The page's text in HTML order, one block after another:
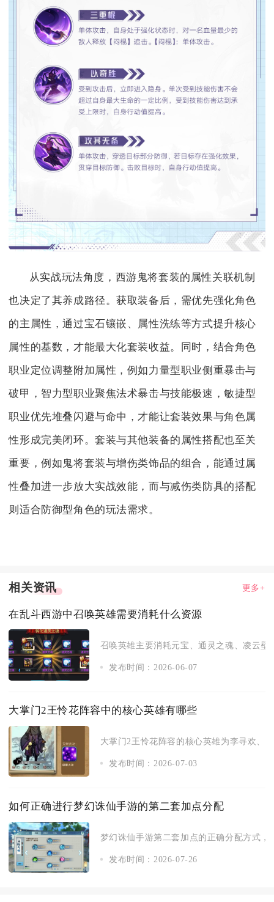
从实战玩法角度，西游鬼将套装的属性关联机制
也决定了其养成路径。获取装备后，需优先强化角色
的主属性，通过宝石镶嵌、属性洗练等方式提升核心
属性的基数，才能最大化套装收益。同时，结合角色
职业定位调整附加属性，例如力量型职业侧重暴击与
破甲，智力型职业聚焦法术暴击与技能极速，敏捷型
职业优先堆叠闪避与命中，才能让套装效果与角色属
性形成完美闭环。套装与其他装备的属性搭配也至关
重要，例如鬼将套装与增伤类饰品的组合，能通过属
性叠加进一步放大实战效能，而与减伤类防具的搭配
则适合防御型角色的玩法需求。
相关资讯 更多+
在乱斗西游中召唤英雄需要消耗什么资源
召唤英雄主要消耗元宝、通灵之魂、凌云
发布时间：2026-06-07
大掌门2王怜花阵容中的核心英雄有哪些
大掌门2王怜花阵容的核心英雄为李寻欢、
发布时间：2026-07-03
如何正确进行梦幻诛仙手游的第二套加点分配
梦幻诛仙手游第二套加点的正确分配方式，
发布时间：2026-07-26